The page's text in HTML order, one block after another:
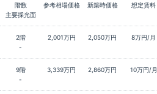
階数 参考相場価格 新築時価格 想定賃料
主要採光面
2階 2,001万円 2,050万円 8万円/月
-
9階 3,339万円 2,860万円 10万円/月
-